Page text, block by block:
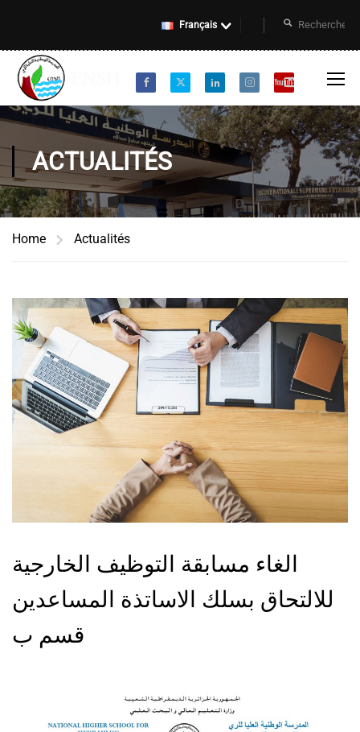
Français
ACTUALITÉS
Home Actualités
الغاء مسابقة التوظيف الخارجية
للالتحاق بسلك الاساتذة المساعدين
قسم ب